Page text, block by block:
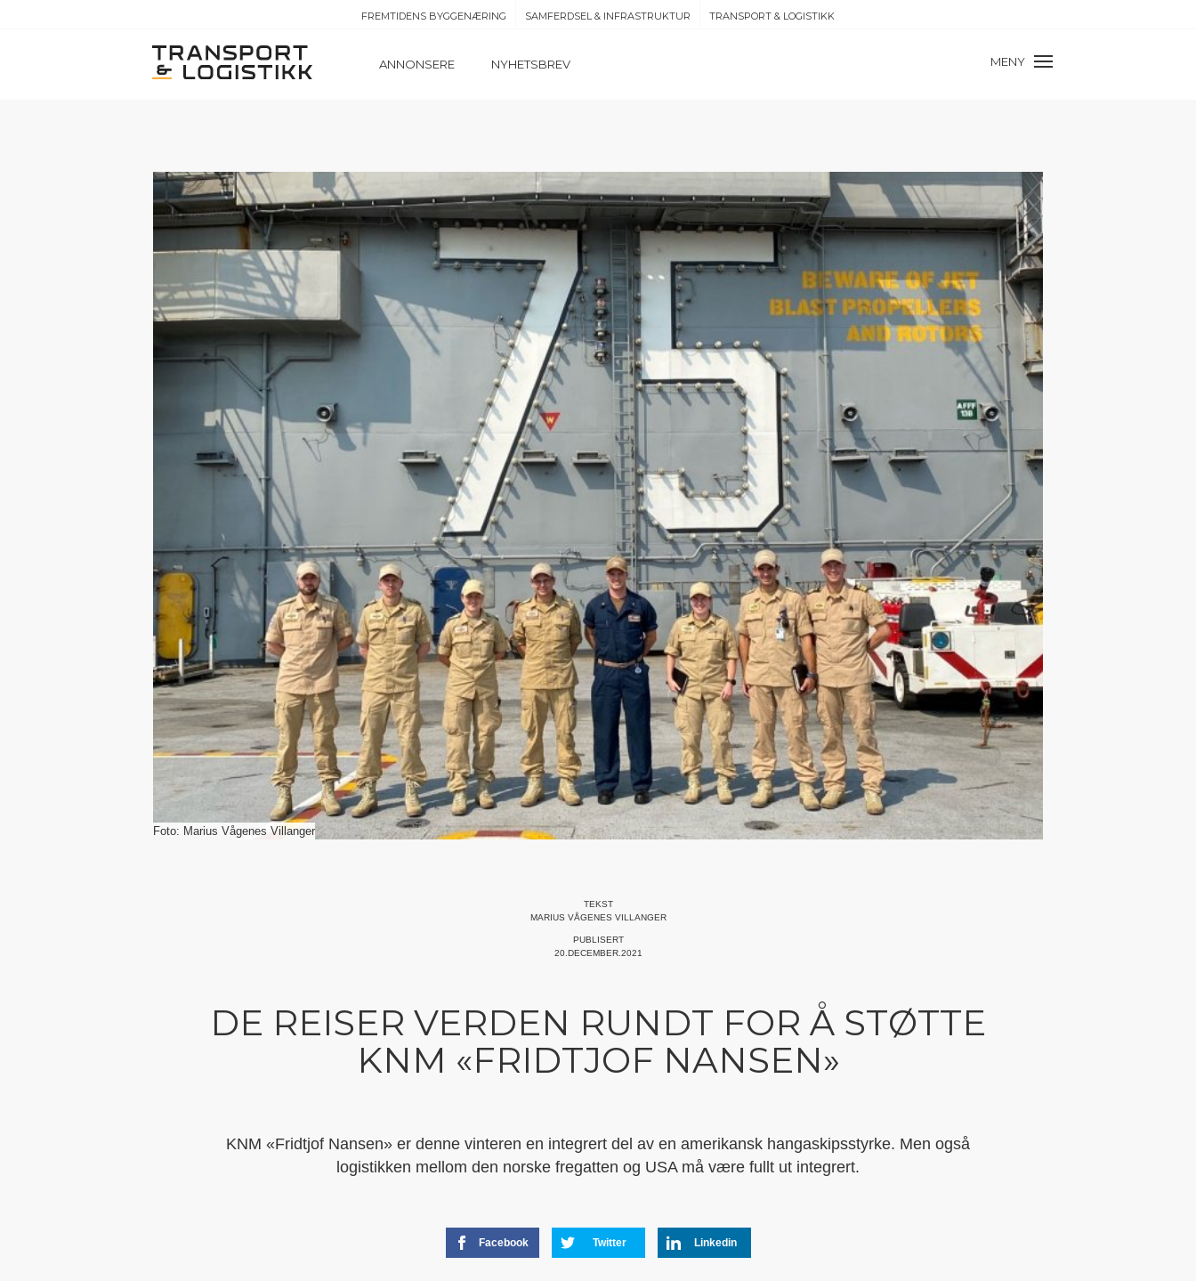
FREMTIDENS BYGGENÆRING SAMFERDSEL & INFRASTRUKTUR TRANSPORT & LOGISTIKK
ANNONSERE NYHETSBREV MENY
Foto: Marius Vågenes Villanger
TEKST
MARIUS VÅGENES VILLANGER
PUBLISERT
20.DECEMBER.2021
DE REISER VERDEN RUNDT FOR Å STØTTE
KNM «FRIDTJOF NANSEN»
KNM «Fridtjof Nansen» er denne vinteren en integrert del av en amerikansk hangaskipsstyrke. Men også
logistikken mellom den norske fregatten og USA må være fullt ut integrert.
Facebook Twitter Linkedin